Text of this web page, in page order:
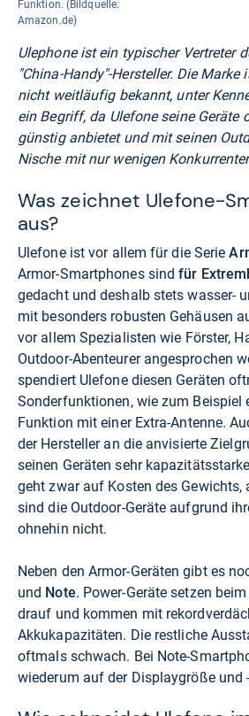
Funktion. (Bildquelle:
Amazon.de)
Ulephone ist ein typischer Vertreter
"China-Handy"-Hersteller. Die
nicht weitläufig bekannt, unter
ein Begriff, da Ulefone seine Geräte
günstig anbietet und mit seinen
Nische mit nur wenigen
Was zeichnet Ulefone-
aus?
Ulefone ist vor allem für die Serie
Armor-Smartphones sindfür
gedacht und deshalb stets wasser-
mit besonders robusten Gehäusen
vor allem Spezialisten wie Förster,
Outdoor-Abenteurer angesprochen
spendiert Ulefone diesen Geräten
Sonderfunktionen, wie zum Beispiel
Funktion mit einer Extra-Antenne.
der Hersteller an die anvisierte
seinen Geräten sehr
geht zwar auf Kosten des Gewichts,
sind die Outdoor-Geräte aufgrund
ohnehin nicht.
Neben den Armor-Geräten gibt es
und Note. Power-Geräte setzen
drauf und kommen mit
Akkukapazitäten. Die restliche
oftmals schwach. Bei Note-
wiederum auf der Displaygröße und